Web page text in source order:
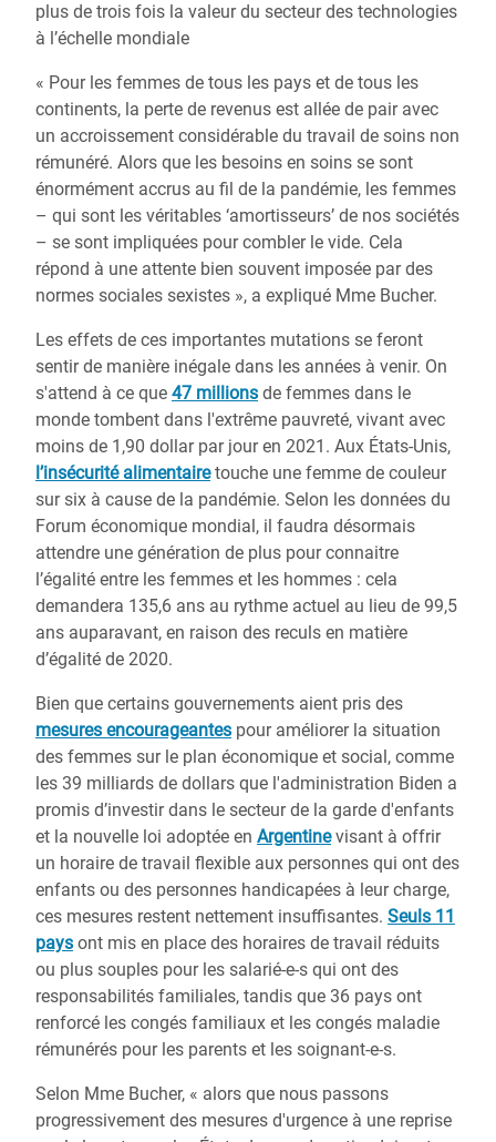
plus de trois fois la valeur du secteur des technologies
à l’échelle mondiale
« Pour les femmes de tous les pays et de tous les
continents, la perte de revenus est allée de pair avec
un accroissement considérable du travail de soins non
rémunéré. Alors que les besoins en soins se sont
énormément accrus au fil de la pandémie, les femmes
– qui sont les véritables ‘amortisseurs’ de nos sociétés
– se sont impliquées pour combler le vide. Cela
répond à une attente bien souvent imposée par des
normes sociales sexistes », a expliqué Mme Bucher.
Les effets de ces importantes mutations se feront
sentir de manière inégale dans les années à venir. On
s'attend à ce que 47 millions de femmes dans le
monde tombent dans l'extrême pauvreté, vivant avec
moins de 1,90 dollar par jour en 2021. Aux États-Unis,
l’insécurité alimentairetouche une femme de couleur
sur six à cause de la pandémie. Selon les données du
Forum économique mondial, il faudra désormais
attendre une génération de plus pour connaitre
l’égalité entre les femmes et les hommes : cela
demandera 135,6 ans au rythme actuel au lieu de 99,5
ans auparavant, en raison des reculs en matière
d’égalité de 2020.
Bien que certains gouvernements aient pris des
mesures encourageantes pour améliorer la situation
des femmes sur le plan économique et social, comme
les 39 milliards de dollars que l'administration Biden a
promis d’investir dans le secteur de la garde d'enfants
et la nouvelle loi adoptée en Argentinevisant à offrir
un horaire de travail flexible aux personnes qui ont des
enfants ou des personnes handicapées à leur charge,
ces mesures restent nettement insuffisantes. Seuls 11
pays ont mis en place des horaires de travail réduits
ou plus souples pour les salarié-e-s qui ont des
responsabilités familiales, tandis que 36 pays ont
renforcé les congés familiaux et les congés maladie
rémunérés pour les parents et les soignant-e-s.
Selon Mme Bucher, « alors que nous passons
progressivement des mesures d'urgence à une reprise